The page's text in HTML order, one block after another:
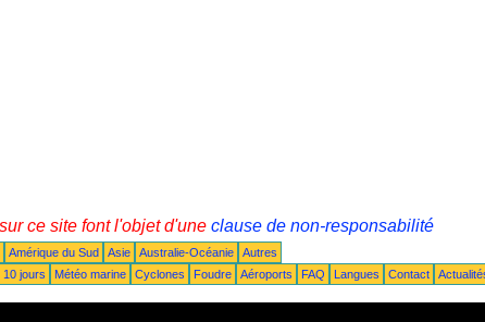
ce site font l'objet d'une clause de non-responsabilité
Amérique du Sud Asie Australie-Océanie
Autres
jours Météo marine Cyclones Foudre Aéroports FAQ Langues Contact